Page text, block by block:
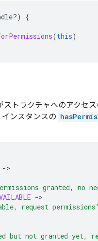
{
(this)
ストラクチャへのアクセ
インスタンスの
-
granted, no
-
request permissions"
but not granted yet,